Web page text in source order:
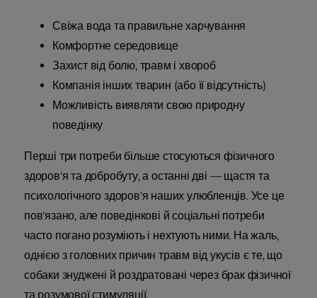
Свіжа вода та правильне харчування
Комфортне середовище
Захист від болю, травм і хвороб
Компанія інших тварин (або її відсутність)
Можливість виявляти свою природну
поведінку
Перші три потреби більше стосуються фізичного
здоров'я та добробуту, а останні дві — щастя та
психологічного здоров'я наших улюбленців. Усе це
пов'язано, але поведінкові й соціальні потреби
часто погано розуміють і нехтують ними. На жаль,
однією з головних причин травм від укусів є те, що
собаки знуджені й роздратовані через брак фізичної
та розумової стимуляції.